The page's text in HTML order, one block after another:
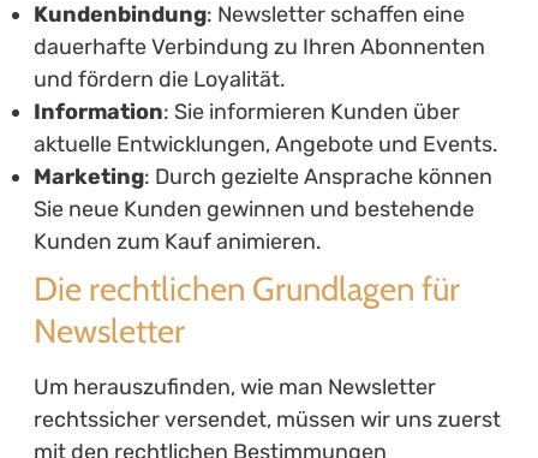
Kundenbindung: Newsletter schaffen eine
dauerhafte Verbindung zu Ihren Abonnenten
und fördern die Loyalität.
Information: Sie informieren Kunden über
aktuelle Entwicklungen, Angebote und Events.
Marketing: Durch gezielte Ansprache können
Sie neue Kunden gewinnen und bestehende
Kunden zum Kauf animieren.
Die rechtlichen Grundlagen für
Newsletter
Um herauszufinden, wie man Newsletter
rechtssicher versendet, müssen wir uns zuerst
mit den rechtlichen Bestimmungen